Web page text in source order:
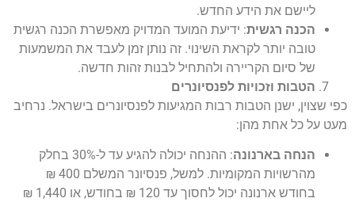
ליישם את הידע החדש.
הכנה רגשית: ידיעת המועד המדויק מאפשרת הכנה רגשית
טובה יותר לקראת השינוי. זה נותן זמן לעבד את המשמעות
של סיום הקריירה ולהתחיל לבנות זהות חדשה.
הטבות וזכויות לפנסיונרים
כפי שצוין, ישנן הטבות רבות המגיעות לפנסיונרים בישראל. נרחיב
מעט על כל אחת מהן:
הנחה בארנונה
: ההנחה יכולה להגיע עד ל-30% בחלק
מהרשויות המקומיות. למשל, פנסיונר המשלם 400 ₪
בחודש ארנונה יכול לחסוך עד 120 ₪ בחודש, או 1,440 ₪